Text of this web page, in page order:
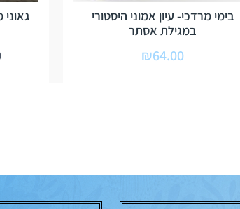
בימי מרדכי- עיון אמוני היסטורי
במגילת אסתר
₪64.00